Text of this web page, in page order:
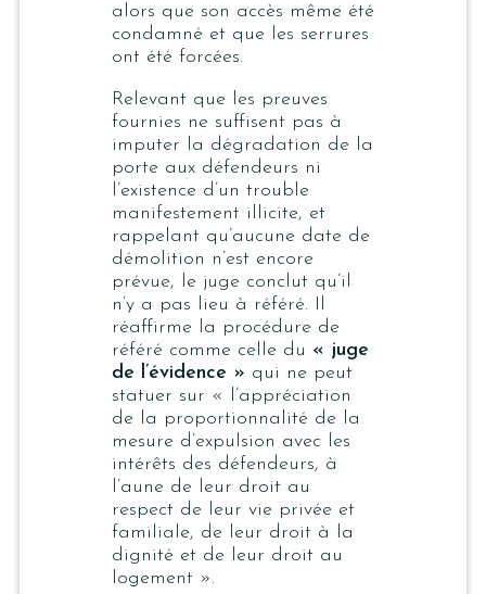
alors que son accès même été
condamné et que les serrures
ont été forcées.
Relevant que les preuves
fournies ne suffisent pas à
imputer la dégradation de la
porte aux défendeurs ni
l’existence d’un trouble
manifestement illicite, et
rappelant qu’aucune date de
démolition n’est encore
prévue, le juge conclut qu’il
n’y a pas lieu à référé. Il
réaffirme la procédure de
référé comme celle du « juge
de l’évidence » qui ne peut
statuer sur « l’appréciation
de la proportionnalité de la
mesure d’expulsion avec les
intérêts des défendeurs, à
l’aune de leur droit au
respect de leur vie privée et
familiale, de leur droit à la
dignité et de leur droit au
logement ».